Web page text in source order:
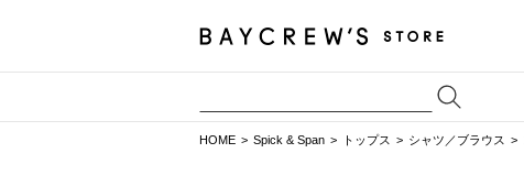
HOME Spick & Span トップス シャツ／ブラウス